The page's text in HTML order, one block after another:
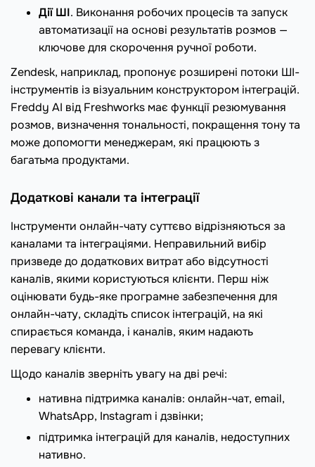
Дії ШІ. Виконання робочих процесів та запуск
автоматизації на основі результатів розмов —
ключове для скорочення ручної роботи.
Zendesk, наприклад, пропонує розширені потоки ШІ-
інструментів із візуальним конструктором інтеграцій.
Freddy AI від Freshworks має функції резюмування
розмов, визначення тональності, покращення тону та
може допомогти менеджерам, які працюють з
багатьма продуктами.
Додаткові канали та інтеграції
Інструменти онлайн-чату суттєво відрізняються за
каналами та інтеграціями. Неправильний вибір
призведе до додаткових витрат або відсутності
каналів, якими користуються клієнти. Перш ніж
оцінювати будь-яке програмне забезпечення для
онлайн-чату, складіть список інтеграцій, на які
спирається команда, і каналів, яким надають
перевагу клієнти.
Щодо каналів зверніть увагу на дві речі:
нативна підтримка каналів: онлайн-чат, email,
WhatsApp, Instagram і дзвінки;
підтримка інтеграцій для каналів, недоступних
нативно.